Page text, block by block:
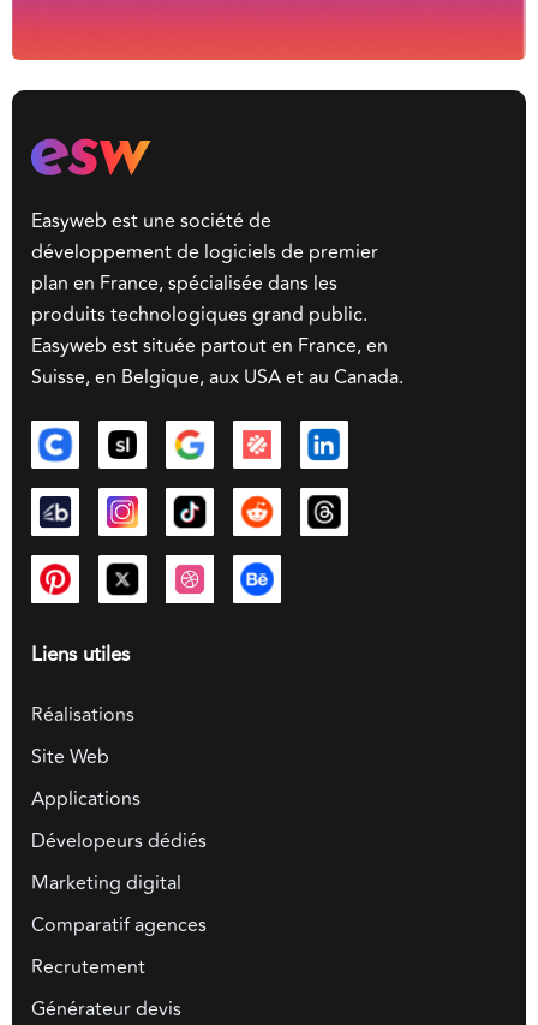
Easyweb est une société de
développement de logiciels de premier
plan en France, spécialisée dans les
produits technologiques grand public.
Easyweb est située partout en France, en
Suisse, en Belgique, aux USA et au Canada.
Liens utiles
Réalisations
Site Web
Applications
Dévelopeurs dédiés
Marketing digital
Comparatif agences
Recrutement
Générateur devis